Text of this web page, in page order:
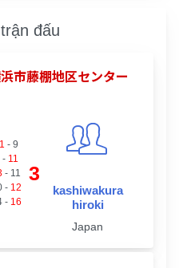
đấu
市藤棚地区センター
- 9
- 11
- 11
- 12
- 16
3
kashiwakura
hiroki
Japan